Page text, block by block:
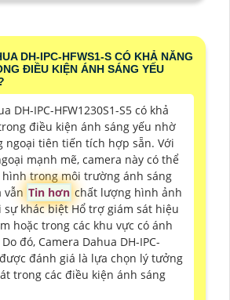
DH-IPC-HFWS1-S CÓ KHẢ NĂNG
ĐIỀU KIỆN ÁNH SÁNG YẾU
DH-IPC-HFW1230S1-S5 có khả
điều kiện ánh sáng yếu nhờ
ngoại tiên tiến tích hợp sẵn. Với
mạnh mẽ, camera này có thể
trong môi trường ánh sáng
vẫn Tin hơn chất lượng hình ảnh
sự khác biệt Hổ trợ giám sát hiệu
hoặc trong các khu vực có ánh
đó, Camera Dahua DH-IPC-
được đánh giá là lựa chọn lý tưởng
trong các điều kiện ánh sáng